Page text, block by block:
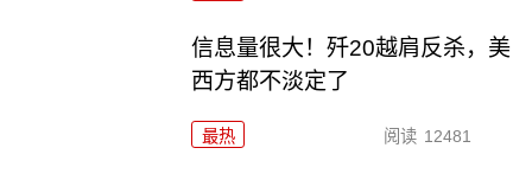
信息量很大！歼20越肩反杀，美
西方都不淡定了
最热 阅读 12481